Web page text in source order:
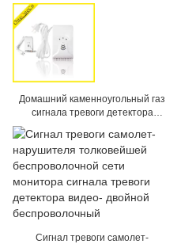
Домашний каменноугольный газ
сигнала тревоги детектора
природный газ петролеума
детектор жидкостный
Сигнал тревоги самолет-